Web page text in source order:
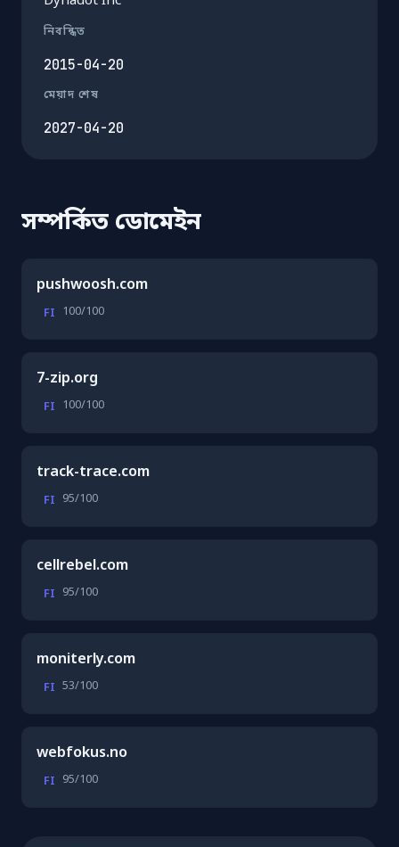
নিবন্ধিত
2015-04-20
মেয়াদ শেষ
2027-04-20
সম্পর্কিত ডোমেইন
pushwoosh.com
FI 100/100
7-zip.org
FI 100/100
track-trace.com
FI 95/100
cellrebel.com
FI 95/100
moniterly.com
FI 53/100
webfokus.no
FI 95/100